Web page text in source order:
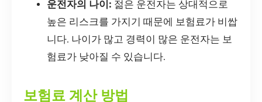
운전자의 나이: 젊은 운전자는 상대적으로
높은 리스크를 가지기 때문에 보험료가 비쌉
니다. 나이가 많고 경력이 많은 운전자는 보
험료가 낮아질 수 있습니다.
보험료 계산 방법